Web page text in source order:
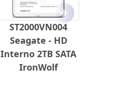
ST2000VN004
Seagate - HD
Interno 2TB SATA
IronWolf
Próximo